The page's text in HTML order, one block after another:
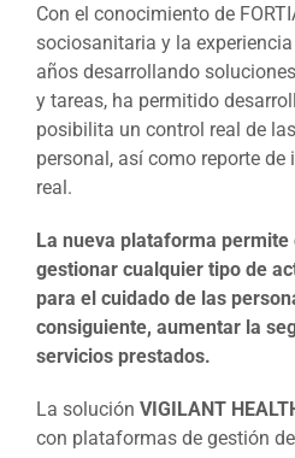
Con el conocimiento de
sociosanitaria y la
años desarrollando
y tareas, ha permitido
posibilita un control real de
personal, así como reporte
real.
La nueva plataforma permite
gestionar cualquier tipo de
para el cuidado de las
consiguiente, aumentar la
servicios prestados.
La solución VIGILANT
con plataformas de gestión